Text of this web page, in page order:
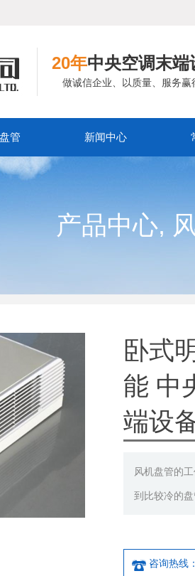
20年中央空调末端
做诚信企业、以质量、服务赢
管 新闻中心
产品中心,
卧式
能 中
端设
风机盘管的
到比较冷的
咨询热线